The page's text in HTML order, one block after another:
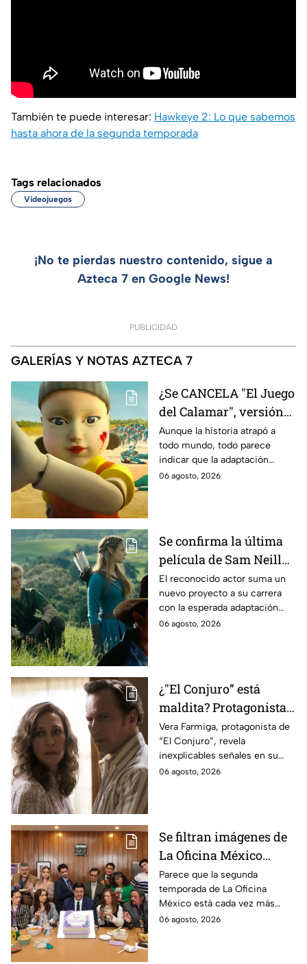
También te puede interesar: Hawkeye 2: Lo que sabemos
hasta ahora de la segunda temporada
Tags relacionados
Videojuegos
¡No te pierdas nuestro contenido, sigue a
Azteca 7 en Google News!
PUBLICIDAD
GALERÍAS Y NOTAS AZTECA 7
¿Se CANCELA "El Juego
del Calamar", versión
Estados Unidos? Esto
es lo que se sabe al
momento
Aunque la historia atrapó a
todo mundo, todo parece
indicar que la adaptación
podría ser cancelada:
06 agosto, 2026
Se confirma la última
película de Sam Neill
antes de morir: esto es
lo que se sabe hasta
ahora
El reconocido actor suma un
nuevo proyecto a su carrera
con la esperada adaptación
cinematográfica del popular
06 agosto, 2026
¿"El Conjuro” está
maldita? Protagonista
revela INQUIETANTES
señales en su cuerpo
durante la grabación de
la película
Vera Farmiga, protagonista de
“El Conjuro”, revela
inexplicables señales en su
cuerpo durante el rodaje de la
06 agosto, 2026
Se filtran imágenes de
La Oficina México
temporada 2 y un
detalle desata teorías
entre los fans
Parece que la segunda
temporada de La Oficina
México está cada vez más
cerca, pues el elenco ya se
06 agosto, 2026